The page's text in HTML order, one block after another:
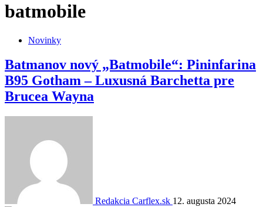
batmobile
Novinky
Batmanov nový „Batmobile“: Pininfarina
B95 Gotham – Luxusná Barchetta pre
Brucea Wayna
Redakcia Carflex.sk 12. augusta 2024